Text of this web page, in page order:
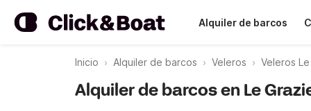
Alquiler de barcos
Inicio Alquiler de barcos Veleros Veleros
Alquiler de barcos en Le